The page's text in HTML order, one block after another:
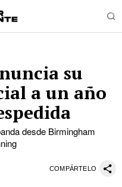
su
a un año
desde Birmingham
COMPÁRTELO